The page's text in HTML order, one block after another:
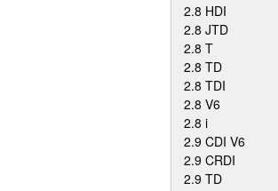
2.8 HDI
2.8 JTD
2.8 T
2.8 TD
2.8 TDI
2.8 V6
2.8 i
2.9 CDI V6
2.9 CRDI
2.9 TD